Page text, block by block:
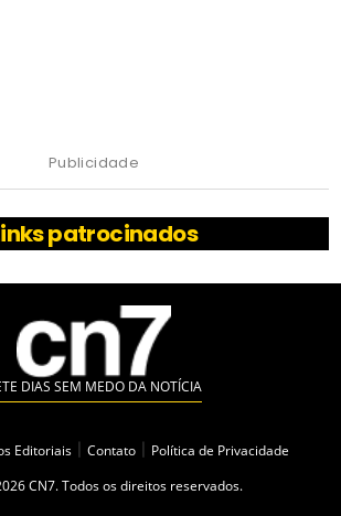
Publicidade
patrocinados
DIAS SEM MEDO DA NOTÍCIA
Editoriais Contato
Política de Privacidade
CN7. Todos os direitos reservados.